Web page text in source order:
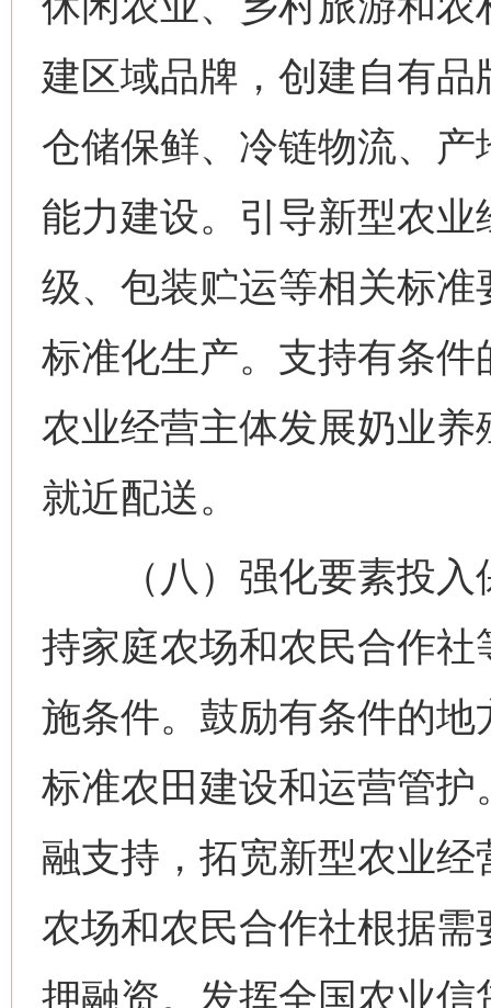
建区域品牌，创建自有
仓储保鲜、冷链物流、
能力建设。引导新型农
级、包装贮运等相关标
标准化生产。支持有条
农业经营主体发展奶业
就近配送。
（八）强化要素投入
持家庭农场和农民合作
施条件。鼓励有条件的
标准农田建设和运营管
融支持，拓宽新型农业
农场和农民合作社根据
押融资。发挥全国农业